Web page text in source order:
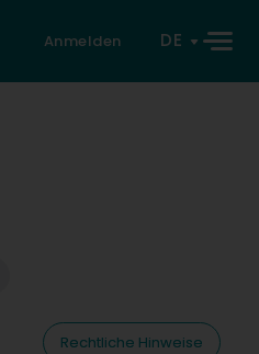
Anmelden DE
Rechtliche Hinweise